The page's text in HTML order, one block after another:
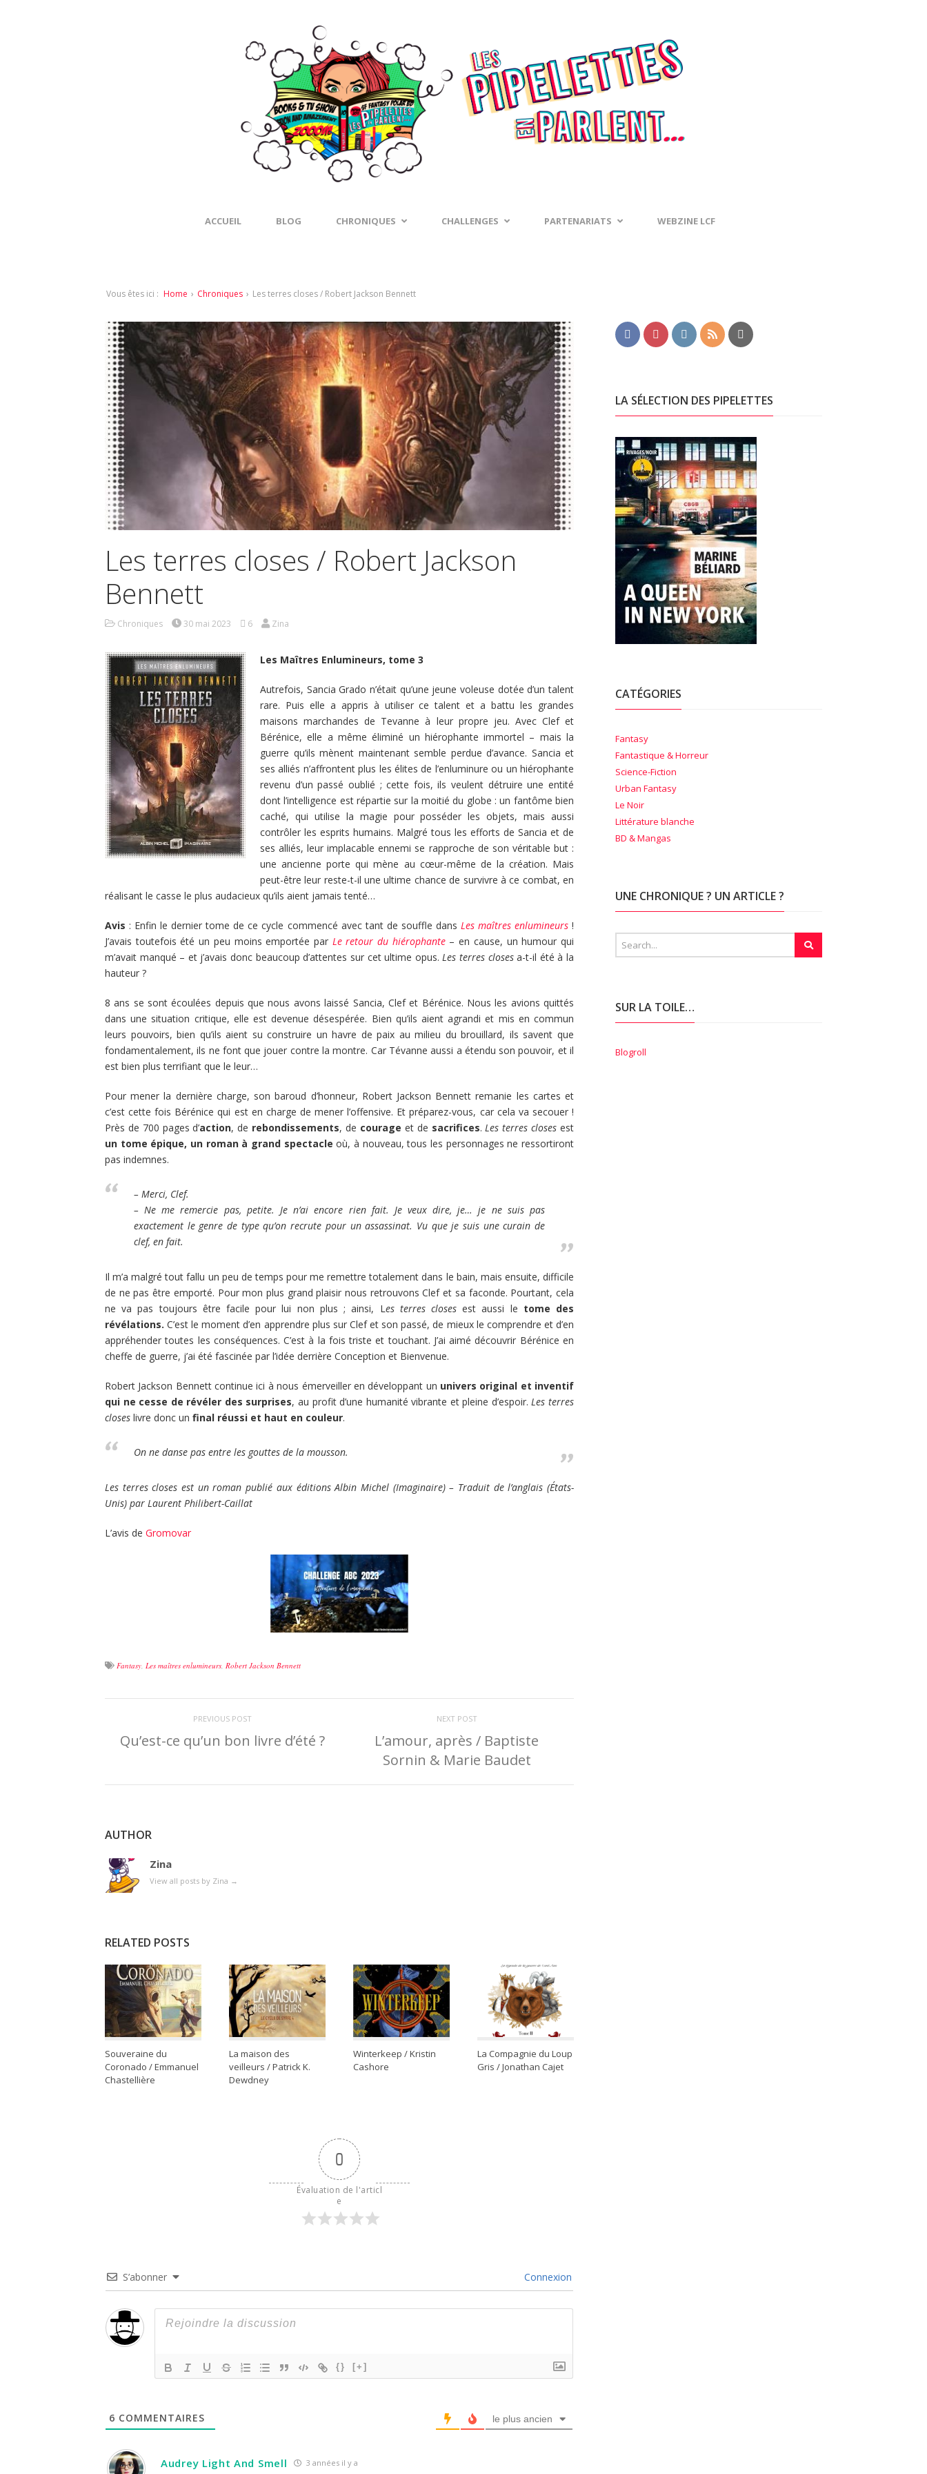
ACCUEIL BLOG CHRONIQUES CHALLENGES PARTENARIATS WEBZINE LCF
Vous êtes ici : Home › Chroniques › Les terres closes / Robert Jackson Bennett
Les terres closes / Robert Jackson
Bennett
Chroniques 30 mai 2023 6 Zina
Les Maîtres Enlumineurs, tome 3
Autrefois, Sancia Grado n’était qu’une jeune voleuse dotée d’un talent
rare. Puis elle a appris à utiliser ce talent et a battu les grandes
maisons marchandes de Tevanne à leur propre jeu. Avec Clef et
Bérénice, elle a même éliminé un hiérophante immortel – mais la
guerre qu’ils mènent maintenant semble perdue d’avance. Sancia et
ses alliés n’affrontent plus les élites de l’enluminure ou un hiérophante
revenu d’un passé oublié ; cette fois, ils veulent détruire une entité
dont l’intelligence est répartie sur la moitié du globe : un fantôme bien
caché, qui utilise la magie pour posséder les objets, mais aussi
contrôler les esprits humains. Malgré tous les efforts de Sancia et de
ses alliés, leur implacable ennemi se rapproche de son véritable but :
une ancienne porte qui mène au cœur-même de la création. Mais
peut-être leur reste-t-il une ultime chance de survivre à ce combat, en
réalisant le casse le plus audacieux qu’ils aient jamais tenté…
Avis : Enfin le dernier tome de ce cycle commencé avec tant de souffle dans Les maîtres enlumineurs!
J’avais toutefois été un peu moins emportée par Le retour du hiérophante– en cause, un humour qui
m’avait manqué – et j’avais donc beaucoup d’attentes sur cet ultime opus.Les terres closesa-t-il été à la
hauteur ?
8 ans se sont écoulées depuis que nous avons laissé Sancia, Clef et Bérénice. Nous les avions quittés
dans une situation critique, elle est devenue désespérée. Bien qu’ils aient agrandi et mis en commun
leurs pouvoirs, bien qu’ils aient su construire un havre de paix au milieu du brouillard, ils savent que
fondamentalement, ils ne font que jouer contre la montre. Car Tévanne aussi a étendu son pouvoir, et il
est bien plus terrifiant que le leur…
Pour mener la dernière charge, son baroud d’honneur, Robert Jackson Bennett remanie les cartes et
c’est cette fois Bérénice qui est en charge de mener l’offensive. Et préparez-vous, car cela va secouer !
Près de 700 pages d’action, de rebondissements, de courage et de sacrifices.Les terres closes est
un tome épique, un roman à grand spectacle où, à nouveau, tous les personnages ne ressortiront
pas indemnes.
– Merci, Clef.
– Ne me remercie pas, petite. Je n’ai encore rien fait. Je veux dire, je… je ne suis pas
exactement le genre de type qu’on recrute pour un assassinat. Vu que je suis une curain de
clef, en fait.
Il m’a malgré tout fallu un peu de temps pour me remettre totalement dans le bain, mais ensuite, difficile
de ne pas être emporté. Pour mon plus grand plaisir nous retrouvons Clef et sa faconde. Pourtant, cela
ne va pas toujours être facile pour lui non plus ; ainsi, Les terres closesest aussi le tome des
révélations. C’est le moment d’en apprendre plus sur Clef et son passé, de mieux le comprendre et d’en
appréhender toutes les conséquences. C’est à la fois triste et touchant. J’ai aimé découvrir Bérénice en
cheffe de guerre, j’ai été fascinée par l’idée derrière Conception et Bienvenue.
Robert Jackson Bennett continue ici à nous émerveiller en développant un univers original et inventif
qui ne cesse de révéler des surprises, au profit d’une humanité vibrante et pleine d’espoir.Les terres
closes livre donc un final réussi et haut en couleur.
On ne danse pas entre les gouttes de la mousson.
Les terres closes est un roman publié aux éditions Albin Michel (Imaginaire) – Traduit de l’anglais (États-
Unis) par Laurent Philibert-Caillat
L’avis de Gromovar
Fantasy Les maîtres enlumineurs Robert Jackson Bennett
PREVIOUS POST
Qu’est-ce qu’un bon livre d’été ?
NEXT POST
L’amour, après / Baptiste
Sornin & Marie Baudet
AUTHOR
Zina
View all posts by Zina →
RELATED POSTS
Souveraine du
Coronado / Emmanuel
Chastellière
La maison des
veilleurs / Patrick K.
Dewdney
Winterkeep / Kristin
Cashore
La Compagnie du Loup
Gris / Jonathan Cajet
0
Évaluation de l'articl
e
S’abonner Connexion
{} [+]
6 COMMENTAIRES le plus ancien
Audrey Light And Smell 3 années il y a
LA SÉLECTION DES PIPELETTES
CATÉGORIES
Fantasy
Fantastique & Horreur
Science-Fiction
Urban Fantasy
Le Noir
Littérature blanche
BD & Mangas
UNE CHRONIQUE ? UN ARTICLE ?
SUR LA TOILE…
Blogroll